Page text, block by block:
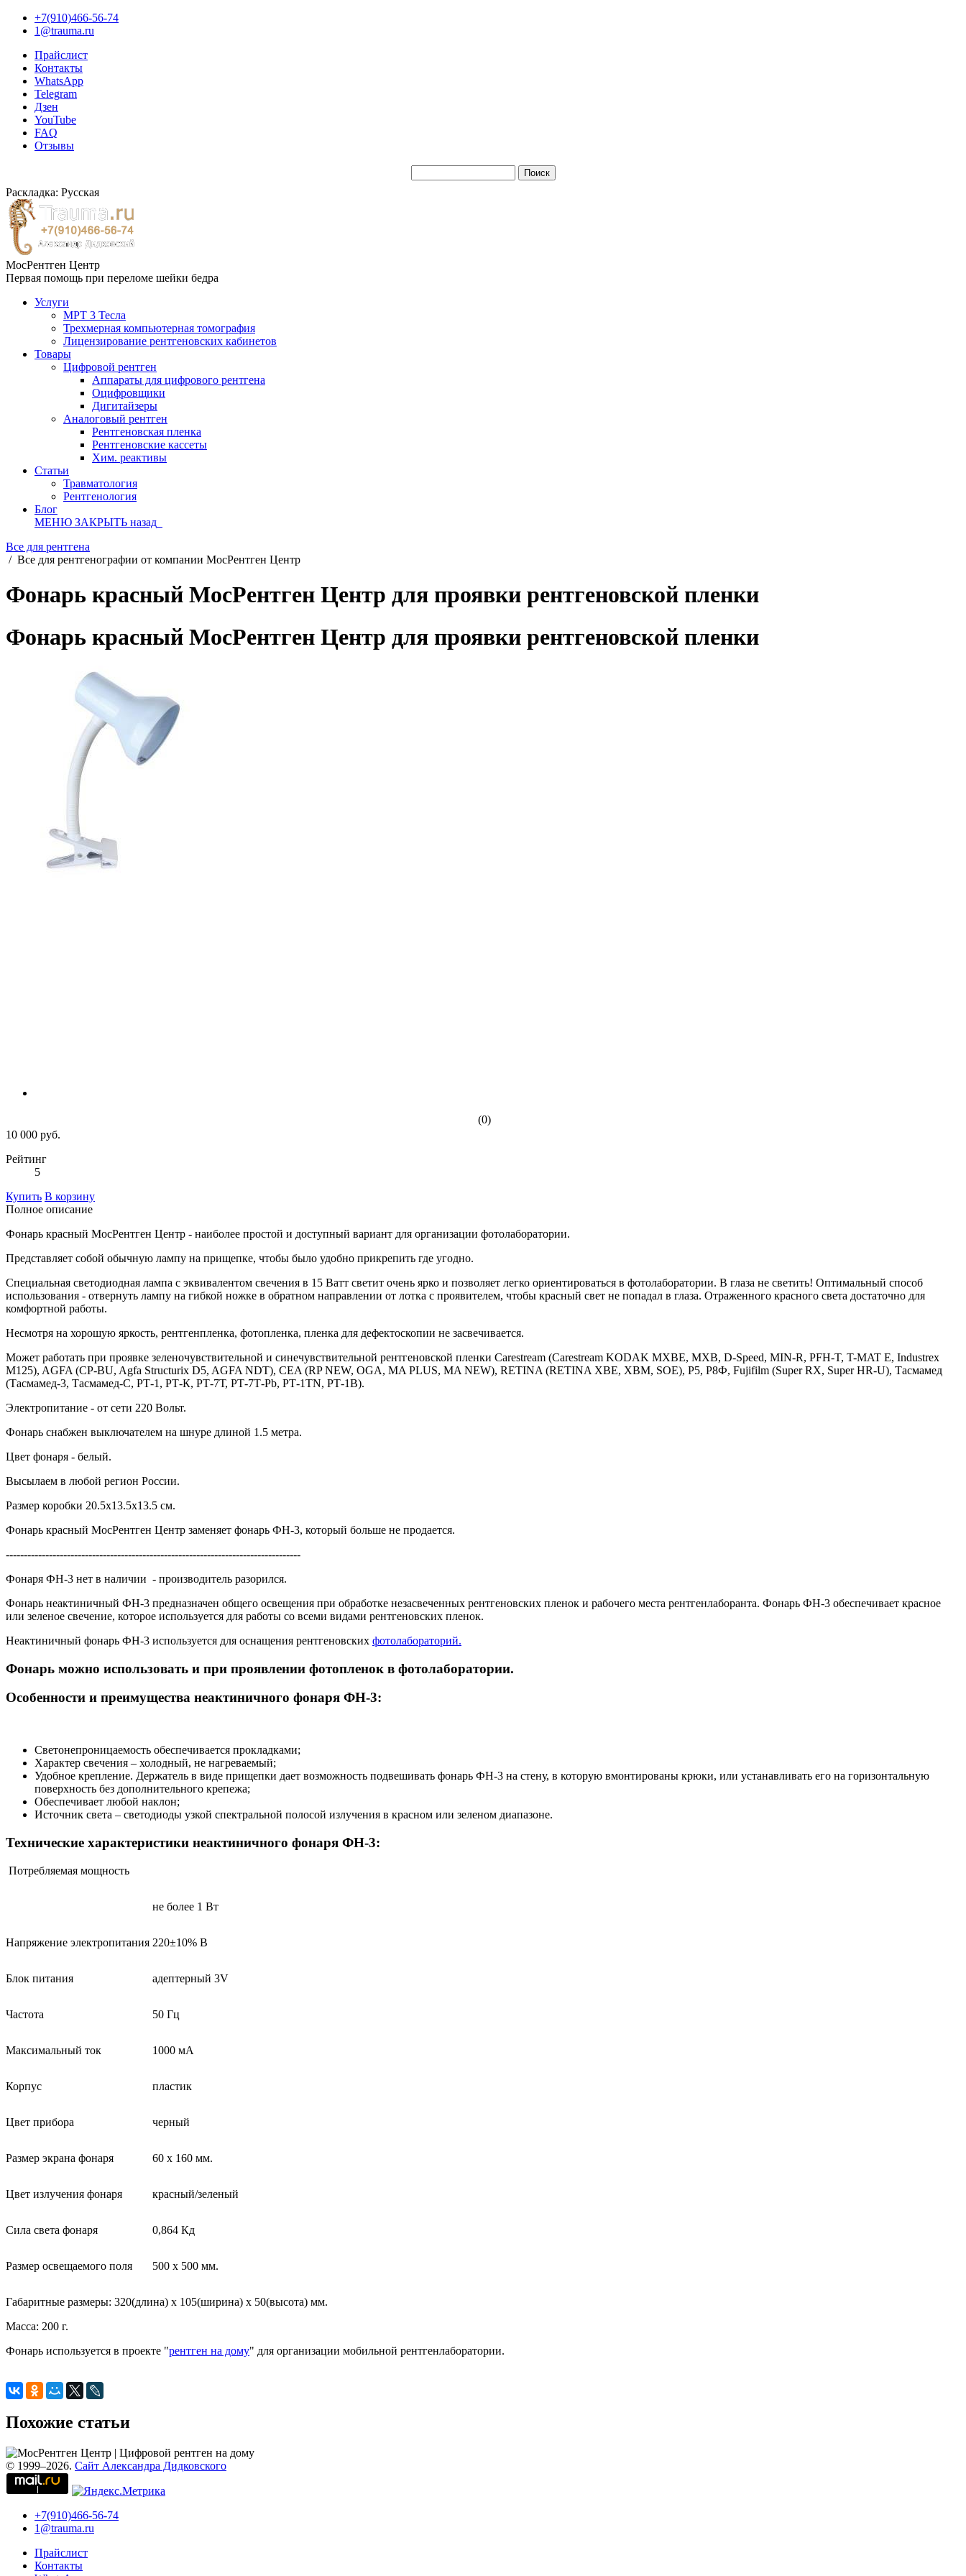
+7(910)466-56-74
1@trauma.ru
Прайслист
Контакты
WhatsApp
Telegram
Дзен
YouTube
FAQ
Отзывы
Раскладка: Русская
МосРентген Центр
Первая помощь при переломе шейки бедра
Услуги
МРТ 3 Тесла
Трехмерная компьютерная томография
Лицензирование рентгеновских кабинетов
Товары
Цифровой рентген
Аппараты для цифрового рентгена
Оцифровщики
Дигитайзеры
Аналоговый рентген
Рентгеновская пленка
Рентгеновские кассеты
Хим. реактивы
Статьи
Травматология
Рентгенология
Блог
МЕНЮ ЗАКРЫТЬ назад
Все для рентгена
/ Все для рентгенографии от компании МосРентген Центр
Фонарь красный МосРентген Центр для проявки рентгеновской пленки
Фонарь красный МосРентген Центр для проявки рентгеновской пленки
(0)
10 000 руб.
Рейтинг
5
Купить В корзину
Полное описание
Фонарь красный МосРентген Центр - наиболее простой и доступный вариант для организации фотолаборатории.
Представляет собой обычную лампу на прищепке, чтобы было удобно прикрепить где угодно.
Специальная светодиодная лампа с эквивалентом свечения в 15 Ватт светит очень ярко и позволяет легко ориентироваться в фотолаборатории. В глаза не светить! Оптимальный способ
использования - отвернуть лампу на гибкой ножке в обратном направлении от лотка с проявителем, чтобы красный свет не попадал в глаза. Отраженного красного света достаточно для
комфортной работы.
Несмотря на хорошую яркость, рентгенпленка, фотопленка, пленка для дефектоскопии не засвечивается.
Может работать при проявке зеленочувствительной и синечувствительной рентгеновской пленки Carestream (Carestream KODAK MXBE, МХВ, D-Speed, MIN-R, PFH-T, T-MAT E, Industrex
M125), AGFA (CP-BU, Agfa Structurix D5, AGFA NDT), CEA (RP NEW, OGA, MA PLUS, MA NEW), RETINA (RETINA XBE, XBM, SOE), Р5, Р8Ф, Fujifilm (Super RX, Super HR-U), Тасмамед
(Тасмамед-3, Тасмамед-С, РТ-1, РТ-К, РТ-7Т, РТ-7Т-Pb, РТ-1TN, РТ-1В).
Электропитание - от сети 220 Вольт.
Фонарь снабжен выключателем на шнуре длиной 1.5 метра.
Цвет фонаря - белый.
Высылаем в любой регион России.
Размер коробки 20.5х13.5х13.5 см.
Фонарь красный МосРентген Центр заменяет фонарь ФН-3, который больше не продается.
----------------------------------------------------------------------------------
Фонаря ФН-3 нет в наличии - производитель разорился.
Фонарь неактиничный ФН-3 предназначен общего освещения при обработке незасвеченных рентгеновских пленок и рабочего места рентгенлаборанта. Фонарь ФН-3 обеспечивает красное
или зеленое свечение, которое используется для работы со всеми видами рентгеновских пленок.
Неактиничный фонарь ФН-3 используется для оснащения рентгеновских фотолабораторий.
Фонарь можно использовать и при проявлении фотопленок в фотолаборатории.
Особенности и преимущества неактиничного фонаря ФН-3:
Светонепроницаемость обеспечивается прокладками;
Характер свечения – холодный, не нагреваемый;
Удобное крепление. Держатель в виде прищепки дает возможность подвешивать фонарь ФН-3 на стену, в которую вмонтированы крюки, или устанавливать его на горизонтальную
поверхность без дополнительного крепежа;
Обеспечивает любой наклон;
Источник света – светодиоды узкой спектральной полосой излучения в красном или зеленом диапазоне.
Технические характеристики неактиничного фонаря ФН-3:
Потребляемая мощность
не более 1 Вт
Напряжение электропитания 220±10% В
Блок питания адептерный 3V
Частота 50 Гц
Максимальный ток 1000 мА
Корпус пластик
Цвет прибора черный
Размер экрана фонаря 60 х 160 мм.
Цвет излучения фонаря красный/зеленый
Сила света фонаря 0,864 Кд
Размер освещаемого поля 500 х 500 мм.
Габаритные размеры: 320(длина) х 105(ширина) х 50(высота) мм.
Масса: 200 г.
Фонарь используется в проекте "рентген на дому" для организации мобильной рентгенлаборатории.
Похожие статьи
© 1999–2026. Сайт Александра Дидковского
+7(910)466-56-74
1@trauma.ru
Прайслист
Контакты